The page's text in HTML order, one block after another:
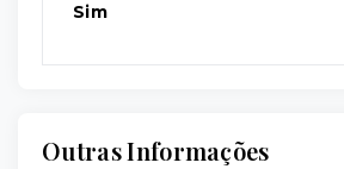
Sim
Outras Informações